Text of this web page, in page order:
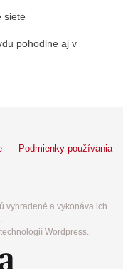
siete
pohodlne aj v
Podmienky používania
vyhradené a vykonáva ich
Wordpress.